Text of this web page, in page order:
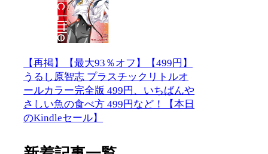
【再掲】【最大93％オフ】【499円】
うるし原智志 プラスチックリトルオ
ールカラー完全版 499円、いちばんや
さしい魚の食べ方 499円など！【本日
のKindleセール】